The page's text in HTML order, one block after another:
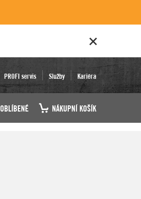
PROFI servis Služby Kariéra
OBLÍBENÉ NÁKUPNÍ KOŠÍK